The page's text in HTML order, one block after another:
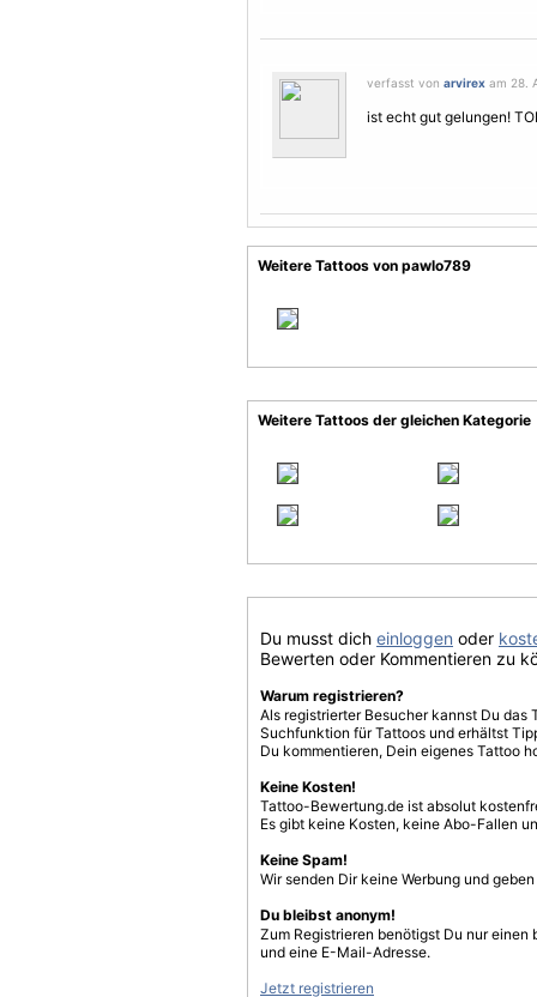
verfasst von arvirex am 28.
ist echt gut gelungen!
Weitere Tattoos von pawlo789
Weitere Tattoos der gleichen Kategorie
Du musst dich einloggen oder
Bewerten oder Kommentieren zu
Warum registrieren?
Als registrierter Besucher kannst Du
Suchfunktion für Tattoos und erhältst
Du kommentieren, Dein eigenes Tattoo
Keine Kosten!
Tattoo-Bewertung.de ist absolut
Es gibt keine Kosten, keine Abo-Fallen
Keine Spam!
Wir senden Dir keine Werbung und
Du bleibst anonym!
Zum Registrieren benötigst Du nur einen
und eine E-Mail-Adresse.
Jetzt registrieren